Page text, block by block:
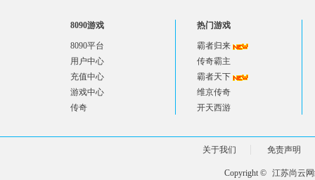
8090游戏
8090平台
用户中心
充值中心
游戏中心
传奇
热门游戏
霸者归来
传奇霸主
霸者天下
维京传奇
开天西游
关于我们 免责声明
Copyright © 江苏尚云